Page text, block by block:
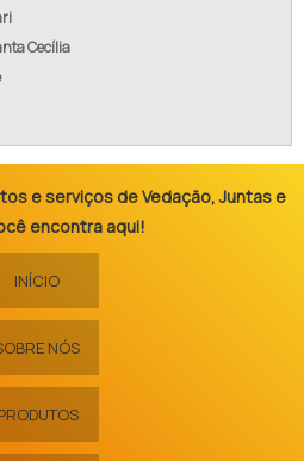
Cecília
e serviços de Vedação, Juntas e
encontra aqui!
INÍCIO
NÓS